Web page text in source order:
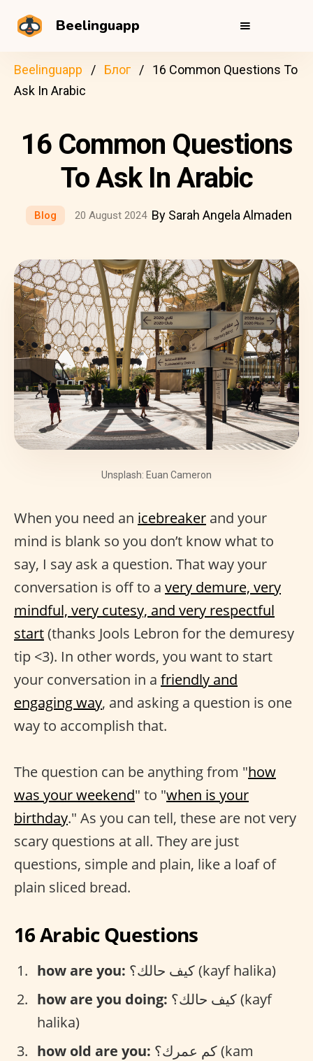
Beelinguapp
Beelinguapp Блог
16 Common Questions To
Ask In Arabic
16 Common Questions
To Ask In Arabic
Blog 20 August 2024 By Sarah Angela Almaden
Unsplash: Euan Cameron
When you need an icebreaker and your
mind is blank so you don’t know what to
say, I say ask a question. That way your
conversation is off to a very demure, very
mindful, very cutesy, and very respectful
start(thanks Jools Lebron for the demuresy
tip <3). In other words, you want to start
your conversation in a friendly and
engaging way, and asking a question is one
way to accomplish that.
The question can be anything from "how
was your weekend" to "when is your
birthday." As you can tell, these are not very
scary questions at all. They are just
questions, simple and plain, like a loaf of
plain sliced bread.
16 Arabic Questions
how are you:
كيف حالك؟ (kayf halika)
how are you doing:
halika)
how old are you: